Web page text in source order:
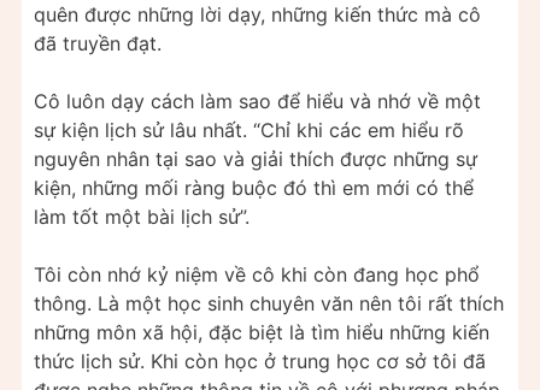
quên được những lời dạy, những kiến thức mà cô
đã truyền đạt.
Cô luôn dạy cách làm sao để hiểu và nhớ về một
sự kiện lịch sử lâu nhất. “Chỉ khi các em hiểu rõ
nguyên nhân tại sao và giải thích được những sự
kiện, những mối ràng buộc đó thì em mới có thể
làm tốt một bài lịch sử”.
Tôi còn nhớ kỷ niệm về cô khi còn đang học phổ
thông. Là một học sinh chuyên văn nên tôi rất thích
những môn xã hội, đặc biệt là tìm hiểu những kiến
thức lịch sử. Khi còn học ở trung học cơ sở tôi đã